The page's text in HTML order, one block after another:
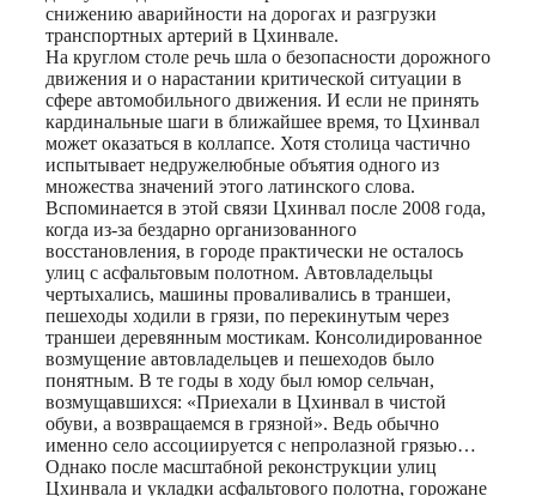
снижению аварийности на дорогах и разгрузки
транспортных артерий в Цхинвале.
На круглом столе речь шла о безопасности дорожного
движения и о нарастании критической ситуации в
сфере автомобильного движения. И если не принять
кардинальные шаги в ближайшее время, то Цхинвал
может оказаться в коллапсе. Хотя столица частично
испытывает недружелюбные объятия одного из
множества значений этого латинского слова.
Вспоминается в этой связи Цхинвал после 2008 года,
когда из-за бездарно организованного
восстановления, в городе практически не осталось
улиц с асфальтовым полотном. Автовладельцы
чертыхались, машины проваливались в траншеи,
пешеходы ходили в грязи, по перекинутым через
траншеи деревянным мостикам. Консолидированное
возмущение автовладельцев и пешеходов было
понятным. В те годы в ходу был юмор сельчан,
возмущавшихся: «Приехали в Цхинвал в чистой
обуви, а возвращаемся в грязной». Ведь обычно
именно село ассоциируется с непролазной грязью…
Однако после масштабной реконструкции улиц
Цхинвала и укладки асфальтового полотна, горожане